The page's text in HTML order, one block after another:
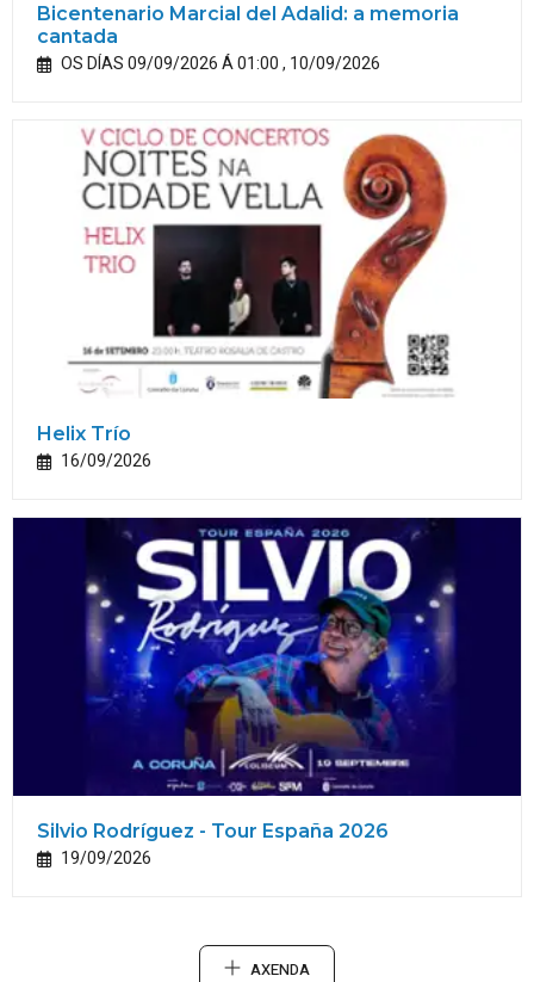
Bicentenario Marcial del Adalid: a memoria
cantada
OS DÍAS 09/09/2026 Á 01:00 , 10/09/2026
Helix Trío
16/09/2026
Silvio Rodríguez - Tour España 2026
19/09/2026
AXENDA